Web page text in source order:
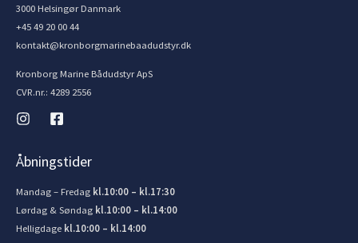
3000 Helsingør Danmark
+45 49 20 00 44
kontakt@kronborgmarinebaadudstyr.dk
Kronborg Marine Bådudstyr ApS
CVR.nr.: 4289 2556
Åbningstider
Mandag – Fredag kl.10:00 – kl.17:30
Lørdag & Søndag kl.10:00 – kl.14:00
Helligdage kl.10:00 – kl.14:00